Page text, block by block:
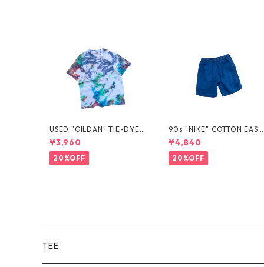
USED "GILDAN" TIE-DYE T
EE
¥3,960
20%OFF
90s "NIKE" COTTON EASY
SHORTS
¥4,840
20%OFF
TEE